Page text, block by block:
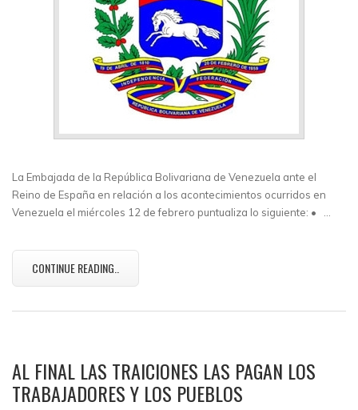
La Embajada de la República Bolivariana de Venezuela ante el
Reino de España en relación a los acontecimientos ocurridos en
Venezuela el miércoles 12 de febrero puntualiza lo siguiente: • …
CONTINUE READING..
AL FINAL LAS TRAICIONES LAS PAGAN LOS
TRABAJADORES Y LOS PUEBLOS